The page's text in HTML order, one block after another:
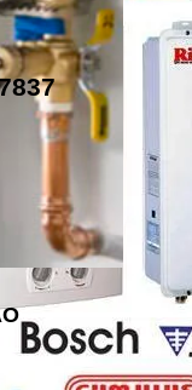
eletrico
preço